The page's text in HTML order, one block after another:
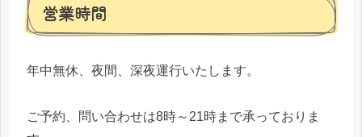
営業時間
年中無休、夜間、深夜運行いたします。
ご予約、問い合わせは8時～21時まで承っておりま